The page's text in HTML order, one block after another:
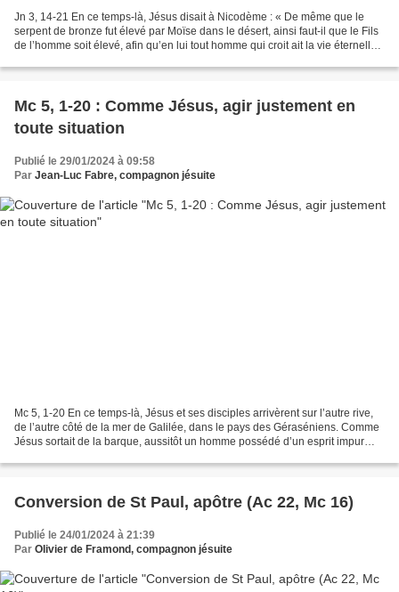
Jn 3, 14-21 En ce temps-là, Jésus disait à Nicodème : « De même que le
serpent de bronze fut élevé par Moïse dans le désert, ainsi faut-il que le Fils
de l’homme soit élevé, afin qu’en lui tout homme qui croit ait la vie éternelle.
Mc 5, 1-20 : Comme Jésus, agir justement en
toute situation
Publié le 29/01/2024 à 09:58
Par Jean-Luc Fabre, compagnon jésuite
Mc 5, 1-20 En ce temps-là, Jésus et ses disciples arrivèrent sur l’autre rive,
de l’autre côté de la mer de Galilée, dans le pays des Géraséniens. Comme
Jésus sortait de la barque, aussitôt un homme possédé d’un esprit impur
Conversion de St Paul, apôtre (Ac 22, Mc 16)
Publié le 24/01/2024 à 21:39
Par Olivier de Framond, compagnon jésuite